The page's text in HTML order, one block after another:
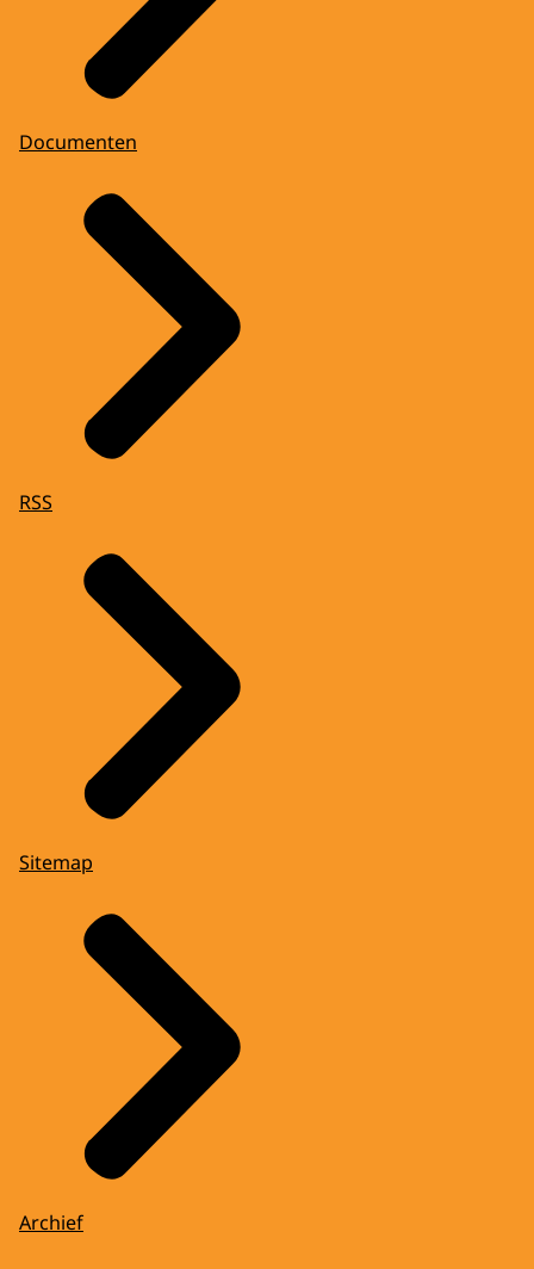
Documenten
RSS
Sitemap
Archief